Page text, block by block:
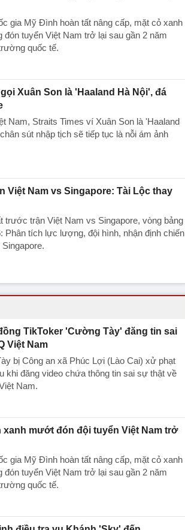
gia Mỹ Đình hoàn tất nâng cấp, mặt cỏ xanh
tuyển Việt Nam trở lại sau gần 2 năm
quốc tế.
Xuân Son là 'Haaland Hà Nội', đá
Nam, Straits Times ví Xuân Son là 'Haaland
sút nhập tịch sẽ tiếp tục là nỗi ám ảnh
Việt Nam vs Singapore: Tài Lộc thay
trước trận Việt Nam vs Singapore, vòng bảng
Phân tích lực lượng, đội hình, nhận định chiến
TikToker 'Cường Tày' đăng tin sai
Việt Nam
bị Công an xã Phúc Lợi (Lào Cai) xử phạt
khi đăng video chứa thông tin sai sự thật về
Nam.
xanh mướt đón đội tuyển Việt Nam trở
gia Mỹ Đình hoàn tất nâng cấp, mặt cỏ xanh
tuyển Việt Nam trở lại sau gần 2 năm
quốc tế.